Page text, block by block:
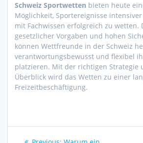
Schweiz Sportwetten bieten heute
Möglichkeit, Sportereignisse
mit Fachwissen erfolgreich zu wetten.
gesetzlicher Vorgaben und hohen
können Wettfreunde in der Schweiz
verantwortungsbewusst und flexibel
platzieren. Mit der richtigen Strategie
Überblick wird das Wetten zu einer
Freizeitbeschäftigung.
Post